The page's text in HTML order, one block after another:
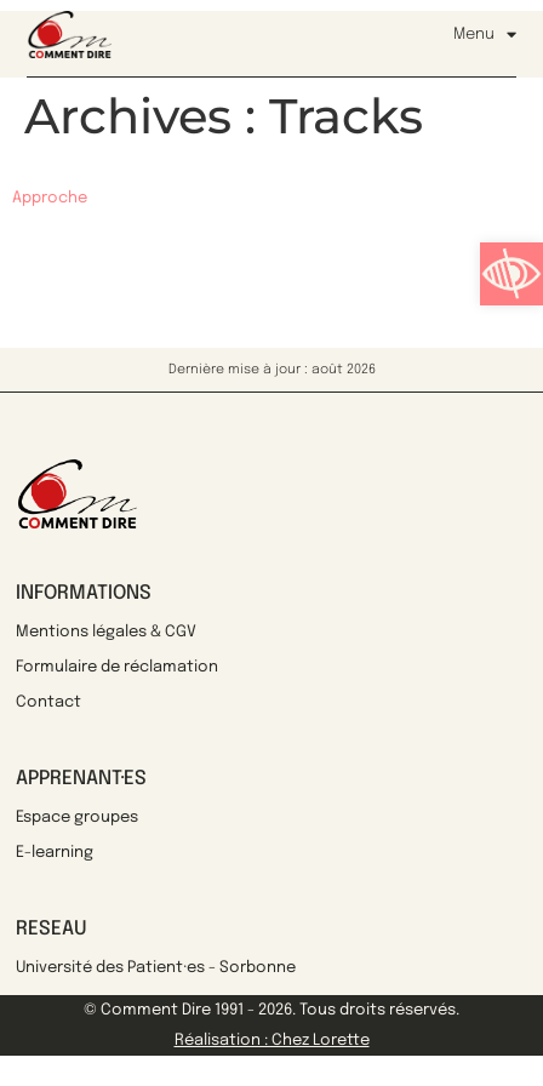
Ouvrir
Menu
Archives : Tracks
Approche
Dernière mise à jour : août 2026
INFORMATIONS
Mentions légales & CGV
Formulaire de réclamation
Contact
APPRENANT·ES
Espace groupes
E-learning
RESEAU
Université des Patient·es - Sorbonne
© Comment Dire 1991 - 2026. Tous droits réservés.
Réalisation : Chez Lorette